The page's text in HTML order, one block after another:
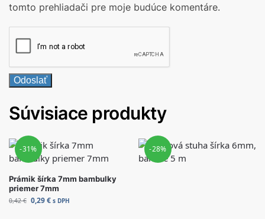
tomto prehliadači pre moje budúce komentáre.
Súvisiace produkty
-31%
Prámik šírka 7mm bambulky
priemer 7mm
0,42€ 0,29€ s DPH
-28%